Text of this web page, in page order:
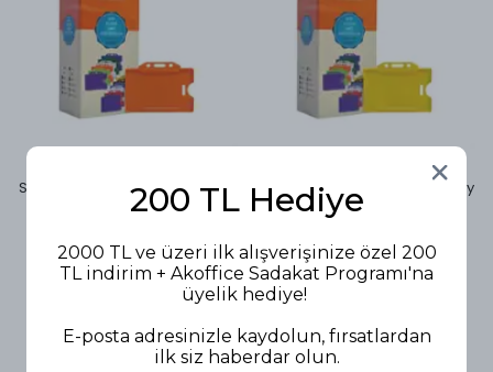
Sarff Kart Muhafaza Kabı Yatay
54x86 mm 50'li Turuncu
Sarff Kart Muhafaza Kabı Yatay
54x86 mm 50'li Sarı
299,90 TL
200 TL Hediye
2000 TL ve üzeri ilk alışverişinize özel 200
TL indirim + Akoffice Sadakat Programı'na
üyelik hediye!
E-posta adresinizle kaydolun, fırsatlardan
ilk siz haberdar olun.